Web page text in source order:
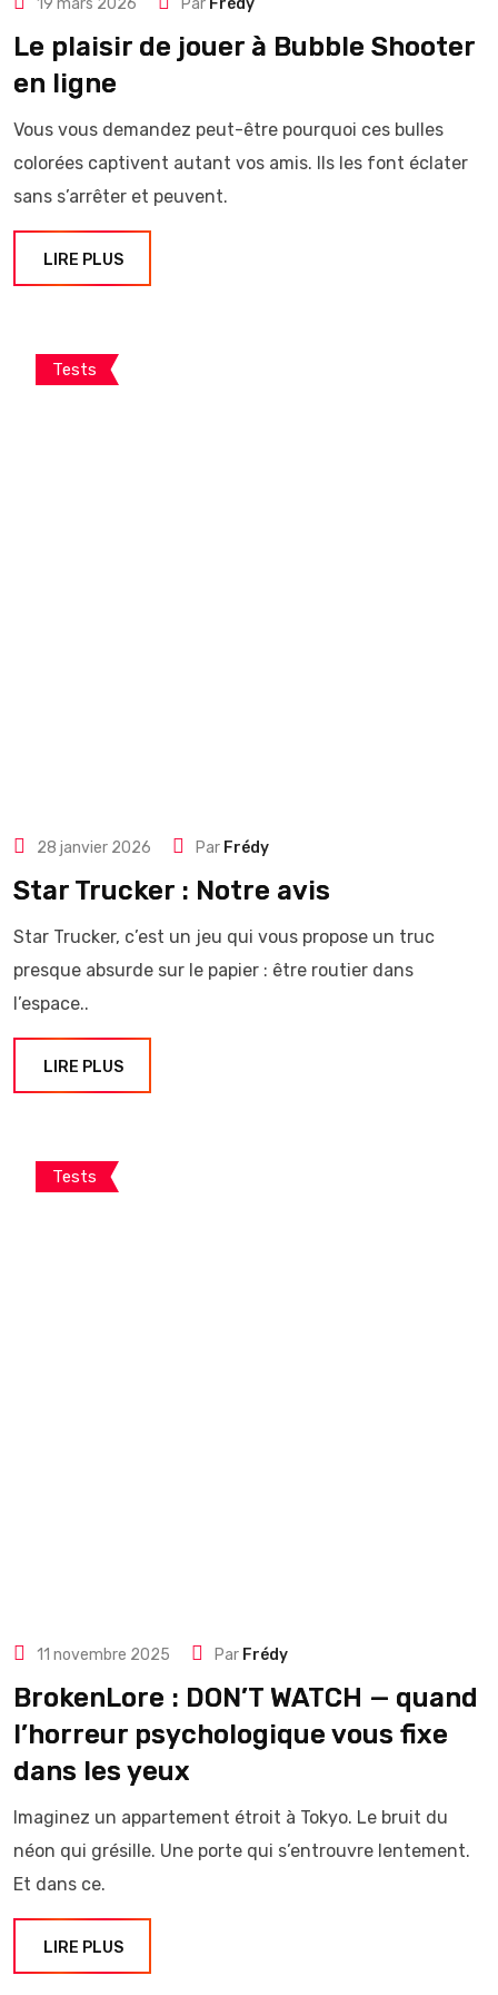
19 mars 2026 Par Frédy
Le plaisir de jouer à Bubble Shooter
en ligne
Vous vous demandez peut-être pourquoi ces bulles
colorées captivent autant vos amis. Ils les font éclater
sans s’arrêter et peuvent.
LIRE PLUS
Tests
28 janvier 2026 Par Frédy
Star Trucker : Notre avis
Star Trucker, c’est un jeu qui vous propose un truc
presque absurde sur le papier : être routier dans
l’espace..
LIRE PLUS
Tests
11 novembre 2025 Par Frédy
BrokenLore : DON’T WATCH — quand
l’horreur psychologique vous fixe
dans les yeux
Imaginez un appartement étroit à Tokyo. Le bruit du
néon qui grésille. Une porte qui s’entrouvre lentement.
Et dans ce.
LIRE PLUS